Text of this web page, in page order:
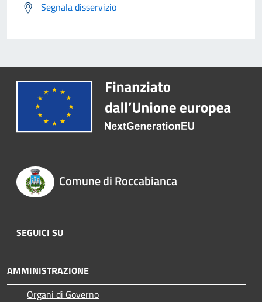
Segnala disservizio
Comune di Roccabianca
SEGUICI SU
AMMINISTRAZIONE
Organi di Governo